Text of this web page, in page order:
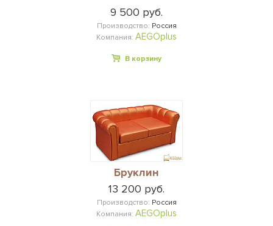
9 500 руб.
Производство: Россия
Компания: AEGOplus
В корзину
Бруклин
13 200 руб.
Производство: Россия
Компания: AEGOplus